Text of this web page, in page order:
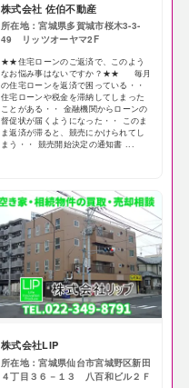
株式会社 佐伯不動産
所在地：宮城県多賀城市桜木3-3-
49 リッツオーヤマ2F
★★住宅ローンのご返済で、このよう
なお悩み事はないですか？★★ 毎月
の住宅ローンを返済で困っている・・
住宅ローンや税金を滞納してしまった
ことがある・・ 金融機関からローンの
督促状が届くようになった・・ このま
ま返済が滞ると、競売にかけられてし
まう・・ 競売開始決定の通知書 ...
株式会社LIP
所在地：宮城県仙台市宮城野区新田
４丁目３６－１３ 八百和ビル２Ｆ